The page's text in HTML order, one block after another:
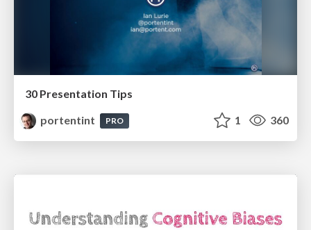
30 Presentation Tips
portentint
PRO 1 360